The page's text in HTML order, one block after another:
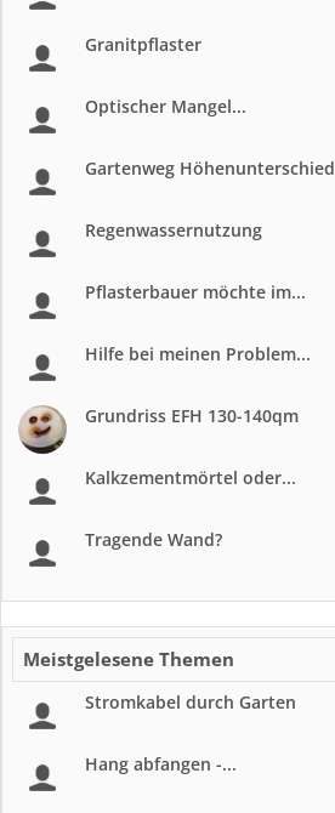
Granitpflaster
Optischer Mangel...
Gartenweg Höhenunterschied
Regenwassernutzung
Pflasterbauer möchte im...
Hilfe bei meinen Problem...
Grundriss EFH 130-140qm
Kalkzementmörtel oder...
Tragende Wand?
Meistgelesene Themen
Stromkabel durch Garten
Hang abfangen -...